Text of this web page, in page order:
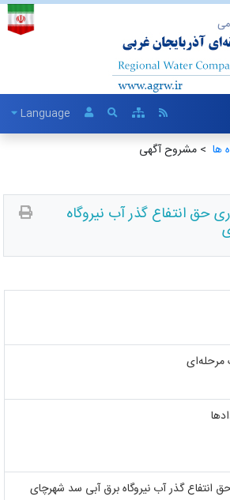
Language
> مشروح آگهی
حق انتفاع گذر آب نیروگاه
انتفاع گذر آب نیروگاه برق آبی سد شهرچای